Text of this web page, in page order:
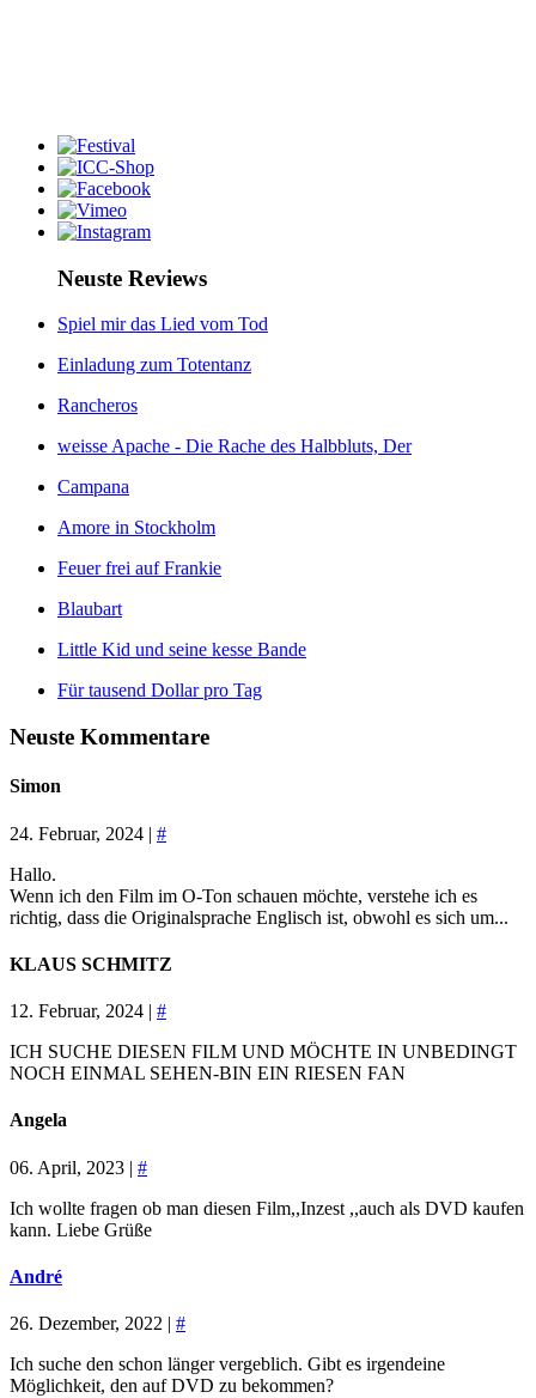
Neuste Reviews
Spiel mir das Lied vom Tod
Einladung zum Totentanz
Rancheros
weisse Apache - Die Rache des Halbbluts, Der
Campana
Amore in Stockholm
Feuer frei auf Frankie
Blaubart
Little Kid und seine kesse Bande
Für tausend Dollar pro Tag
Neuste Kommentare
Simon
24. Februar, 2024 | #
Hallo.
Wenn ich den Film im O-Ton schauen möchte, verstehe ich es
richtig, dass die Originalsprache Englisch ist, obwohl es sich um...
KLAUS SCHMITZ
12. Februar, 2024 | #
ICH SUCHE DIESEN FILM UND MÖCHTE IN UNBEDINGT
NOCH EINMAL SEHEN-BIN EIN RIESEN FAN
Angela
06. April, 2023 | #
Ich wollte fragen ob man diesen Film,,Inzest ,,auch als DVD kaufen
kann. Liebe Grüße
André
26. Dezember, 2022 | #
Ich suche den schon länger vergeblich. Gibt es irgendeine
Möglichkeit, den auf DVD zu bekommen?